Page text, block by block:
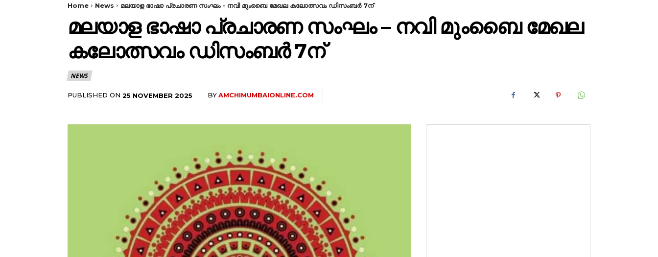
Home News മലയാള ഭാഷാ പ്രചാരണ സംഘം - നവി മുംബൈ മേഖല കലോത്സവം ഡിസംബർ 7ന്
മലയാള ഭാഷാ പ്രചാരണ സംഘം – നവി മുംബൈ മേഖല
കലോത്സവം ഡിസംബർ 7ന്
NEWS
PUBLISHED ON 25 NOVEMBER 2025 BYAMCHIMUMBAIONLINE.COM